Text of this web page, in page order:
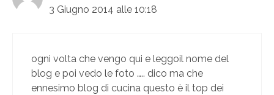
3 Giugno 2014 alle 10:18
ogni volta che vengo qui e leggoil nome del
blog e poi vedo le foto ….. dico ma che
ennesimo blog di cucina questo è il top dei